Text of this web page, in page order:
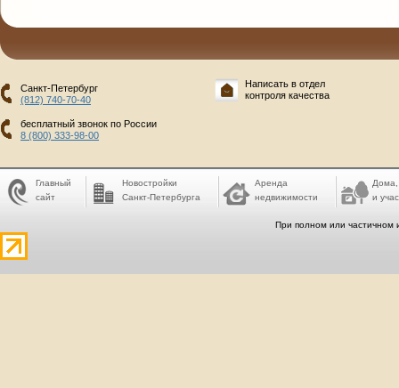
Санкт-Петербург
(812) 740-70-40
бесплатный звонок по России
8 (800) 333-98-00
Написать в отдел
контроля качества
Главный
сайт
Новостройки
Санкт-Петербурга
Аренда
недвижимости
Дома,
и
При полном или частичном